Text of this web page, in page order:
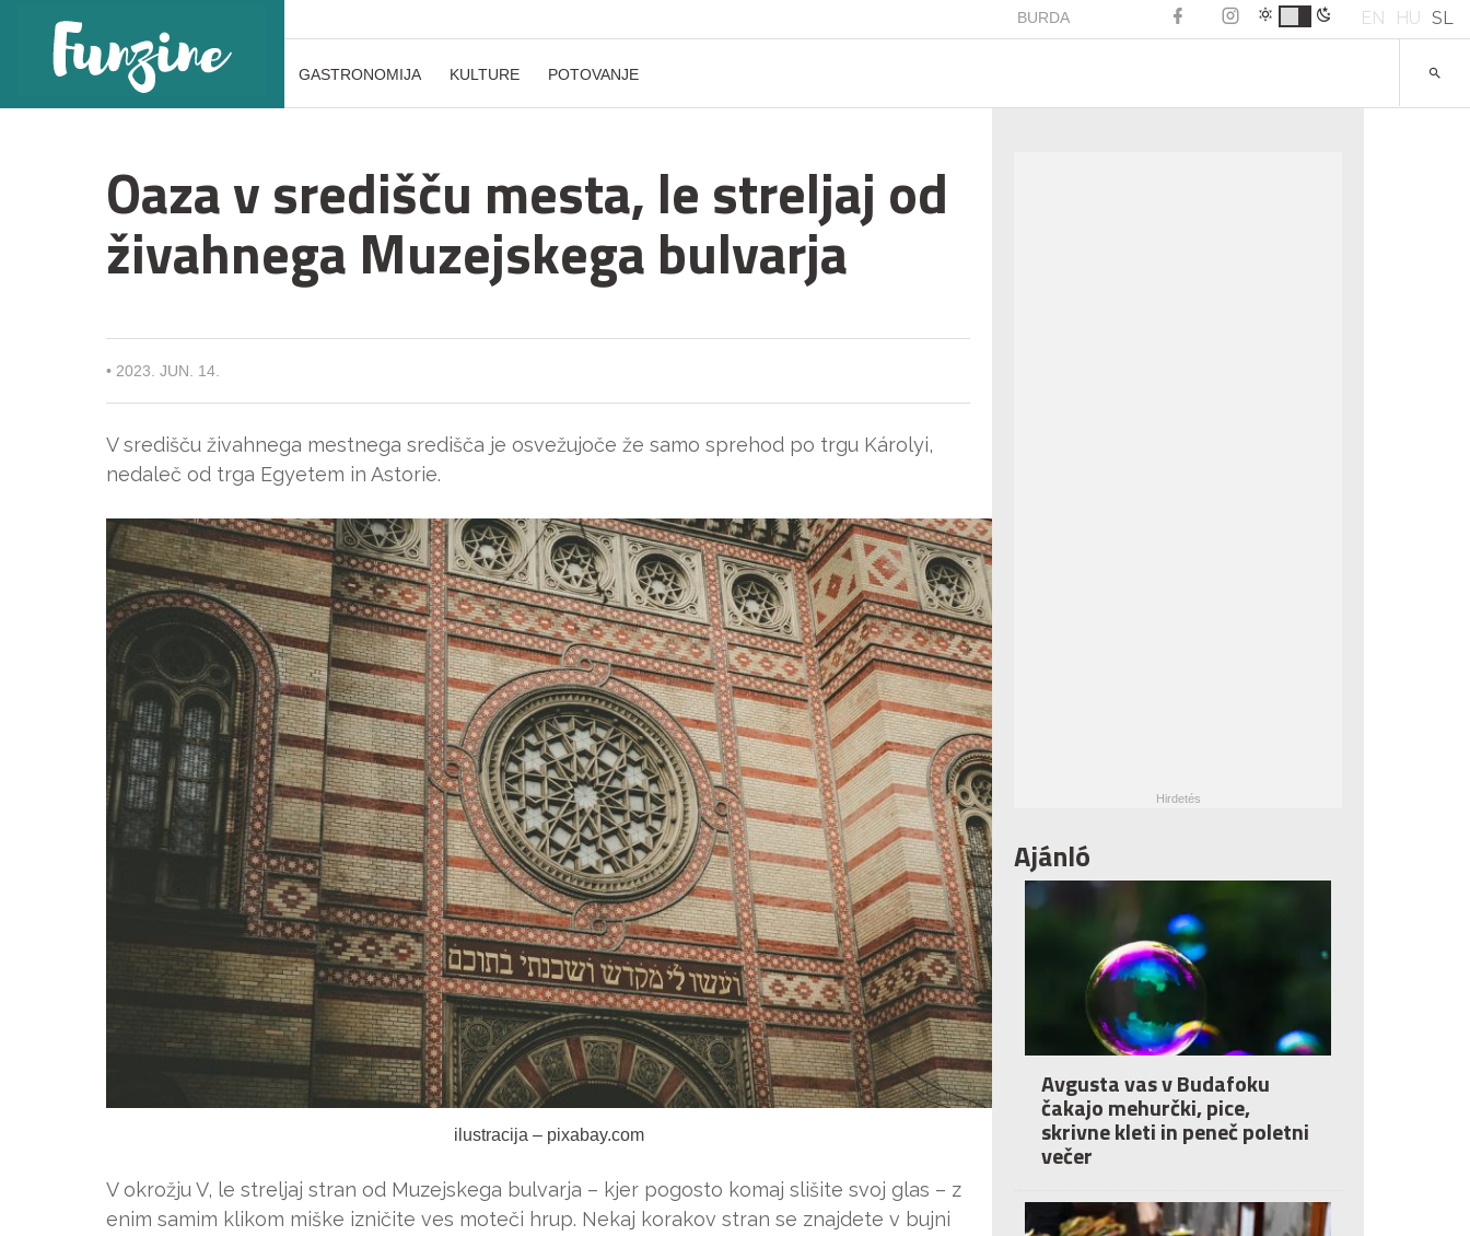
BURDA EN HU SL
GASTRONOMIJA KULTURE POTOVANJE
Oaza v središču mesta, le streljaj od
živahnega Muzejskega bulvarja
• 2023. JUN. 14.
V središču živahnega mestnega središča je osvežujoče že samo sprehod po trgu Károlyi,
nedaleč od trga Egyetem in Astorie.
ilustracija – pixabay.com
V okrožju V, le streljaj stran od Muzejskega bulvarja – kjer pogosto komaj slišite svoj glas – z
enim samim klikom miške izničite ves moteči hrup. Nekaj korakov stran se znajdete v bujni
Ajánló
Avgusta vas v Budafoku
čakajo mehurčki, pice,
skrivne kleti in peneč poletni
večer